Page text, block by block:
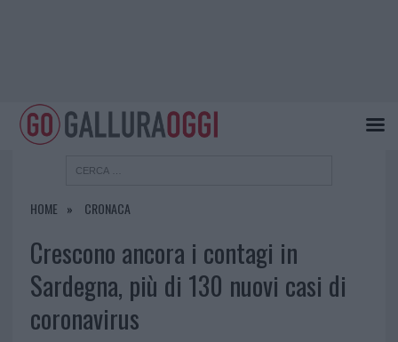
HOME CRONACA
Crescono ancora i contagi in
Sardegna, più di 130 nuovi casi di
coronavirus